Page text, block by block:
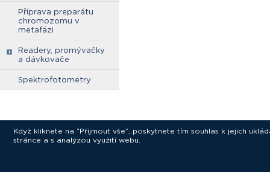
Příprava preparátu
chromozomu v
metafázi
Readery, promývačky
a dávkovače
Spektrofotometry
Když kliknete na “Přijmout vše”, poskytnete tím souhlas k jejich
stránce a s analýzou využití webu.